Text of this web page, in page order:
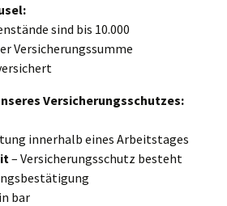
sind bis 10.000
Versicherungssumme
Versicherungsschutzes:
innerhalb eines Arbeitstages
– Versicherungsschutz besteht
bar